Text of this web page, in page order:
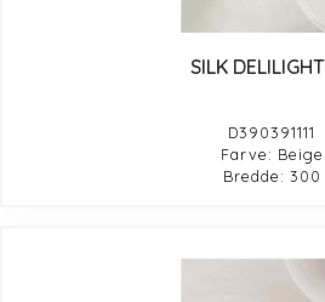
SILK
D390391111
Farve: Beige
Bredde: 300